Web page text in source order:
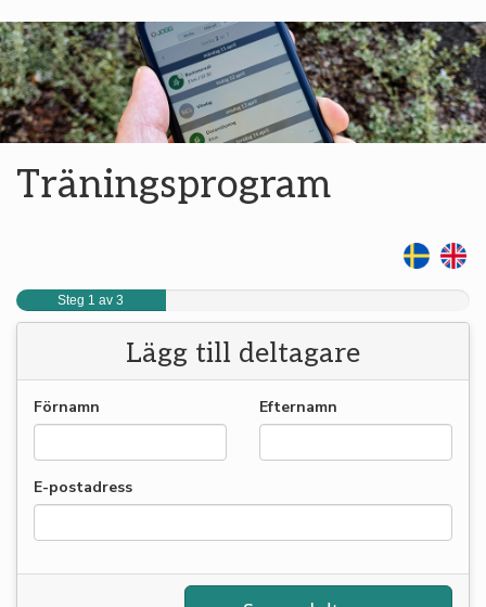
Träningsprogram
Steg 1 av 3
Lägg till deltagare
Förnamn Efternamn
E-postadress